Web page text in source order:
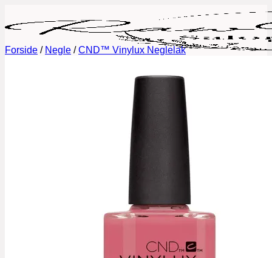
indhold
Permanent Makeup
Fineline tatoveringer
Eyelash Extensions
Vipper og Bryn Styling
Forside / Negle / CND™ Vinylux Neglelak